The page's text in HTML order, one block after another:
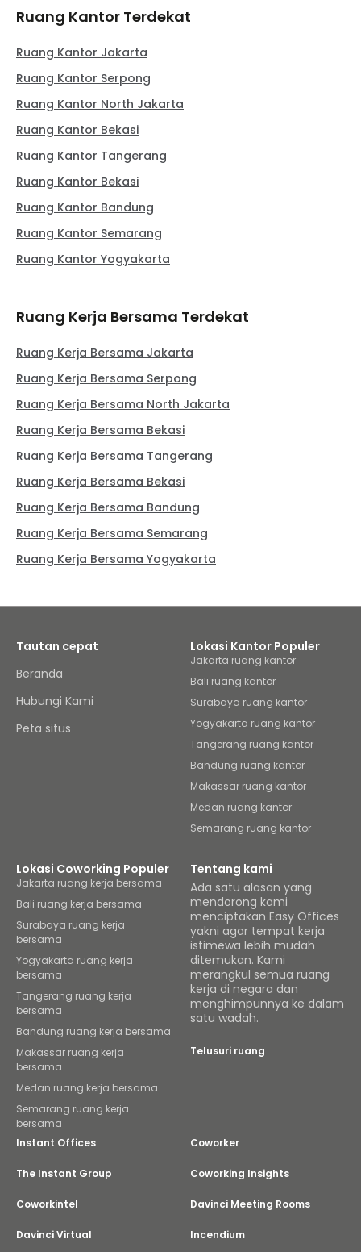
Ruang Kantor Terdekat
Ruang Kantor Jakarta
Ruang Kantor Serpong
Ruang Kantor North Jakarta
Ruang Kantor Bekasi
Ruang Kantor Tangerang
Ruang Kantor Bekasi
Ruang Kantor Bandung
Ruang Kantor Semarang
Ruang Kantor Yogyakarta
Ruang Kerja Bersama Terdekat
Ruang Kerja Bersama Jakarta
Ruang Kerja Bersama Serpong
Ruang Kerja Bersama North Jakarta
Ruang Kerja Bersama Bekasi
Ruang Kerja Bersama Tangerang
Ruang Kerja Bersama Bekasi
Ruang Kerja Bersama Bandung
Ruang Kerja Bersama Semarang
Ruang Kerja Bersama Yogyakarta
Tautan cepat
Beranda
Hubungi Kami
Peta situs
Lokasi Kantor Populer
Jakarta ruang kantor
Bali ruang kantor
Surabaya ruang kantor
Yogyakarta ruang kantor
Tangerang ruang kantor
Bandung ruang kantor
Makassar ruang kantor
Medan ruang kantor
Semarang ruang kantor
Lokasi Coworking Populer
Jakarta ruang kerja bersama
Bali ruang kerja bersama
Surabaya ruang kerja
bersama
Yogyakarta ruang kerja
bersama
Tangerang ruang kerja
bersama
Bandung ruang kerja bersama
Makassar ruang kerja
bersama
Medan ruang kerja bersama
Semarang ruang kerja
bersama
Tentang kami
Ada satu alasan yang
mendorong kami
menciptakan Easy Offices
yakni agar tempat kerja
istimewa lebih mudah
ditemukan. Kami
merangkul semua ruang
kerja di negara dan
menghimpunnya ke dalam
satu wadah.
Telusuri ruang
Instant Offices Coworker
The Instant Group Coworking Insights
Coworkintel Davinci Meeting Rooms
Davinci Virtual Incendium